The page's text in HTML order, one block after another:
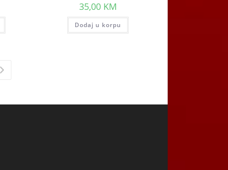
35,00 KM
Dodaj u korpu